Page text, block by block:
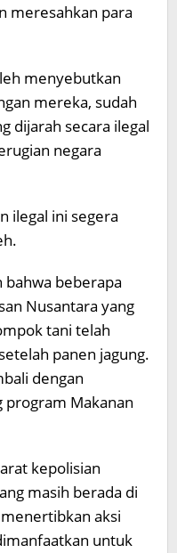
meresahkan para
menyebutkan
mereka, sudah
dijarah secara ilegal
negara
ilegal ini segera
bahwa beberapa
Nusantara yang
tani telah
panen jagung.
dengan
Makanan
kepolisian
masih berada di
aksi
untuk